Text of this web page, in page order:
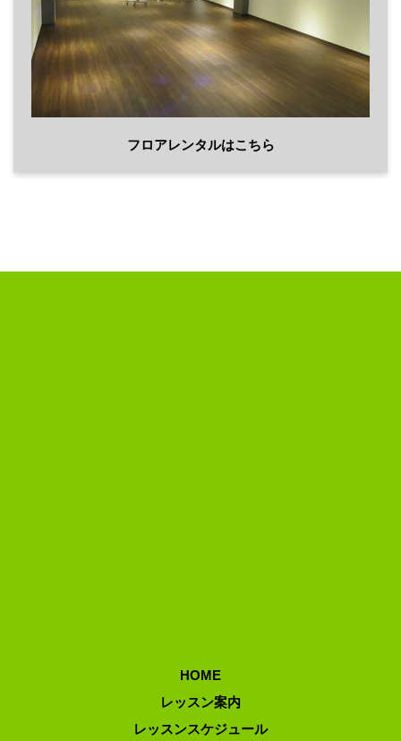
フロアレンタルはこちら
HOME
レッスン案内
レッスンスケジュール